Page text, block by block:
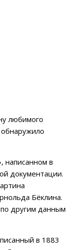
любимого
написанном в
документации.
Бёклина.
другим данным
в 1883